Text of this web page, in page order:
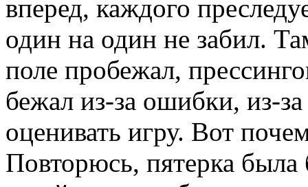
вперед, каждого
один на один не забил.
поле пробежал,
бежал из-за ошибки, из-
оценивать игру. Вот
Повторюсь, пятерка